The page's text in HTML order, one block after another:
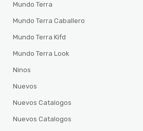
Mundo Terra
Mundo Terra Caballero
Mundo Terra Kifd
Mundo Terra Look
Ninos
Nuevos
Nuevos Catalogos
Nuevos Catalogos